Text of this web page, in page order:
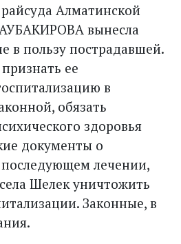
райсуда Алматинской
вынесла
в пользу пострадавшей.
ее
в
обязать
здоровья
документы о
лечении,
Шелек уничтожить
Законные, в